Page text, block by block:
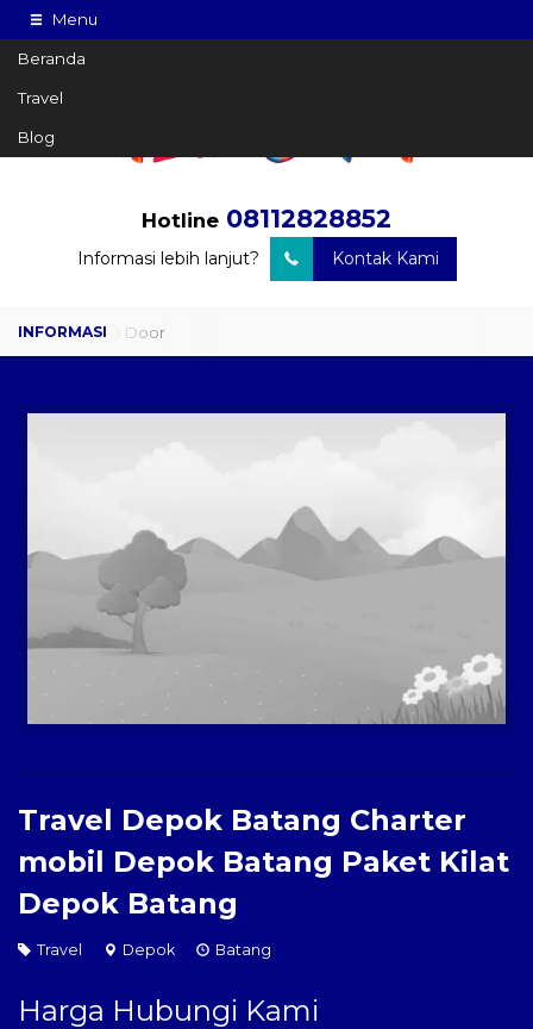
Menu
Beranda
Travel
Blog
Hotline 08112828852
Informasi lebih lanjut? Kontak Kami
Travel Door to Door
Paket Kilat
Pengiriman Barang
Travel Depok Batang Charter
mobil Depok Batang Paket Kilat
Depok Batang
Travel Depok Batang
Harga Hubungi Kami